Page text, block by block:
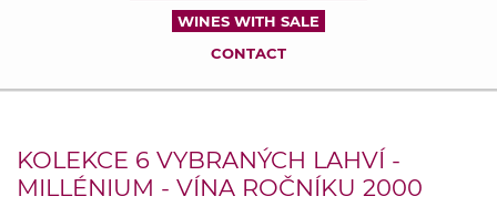
WINES WITH SALE
CONTACT
KOLEKCE 6 VYBRANÝCH LAHVÍ -
MILLÉNIUM - VÍNA ROČNÍKU 2000